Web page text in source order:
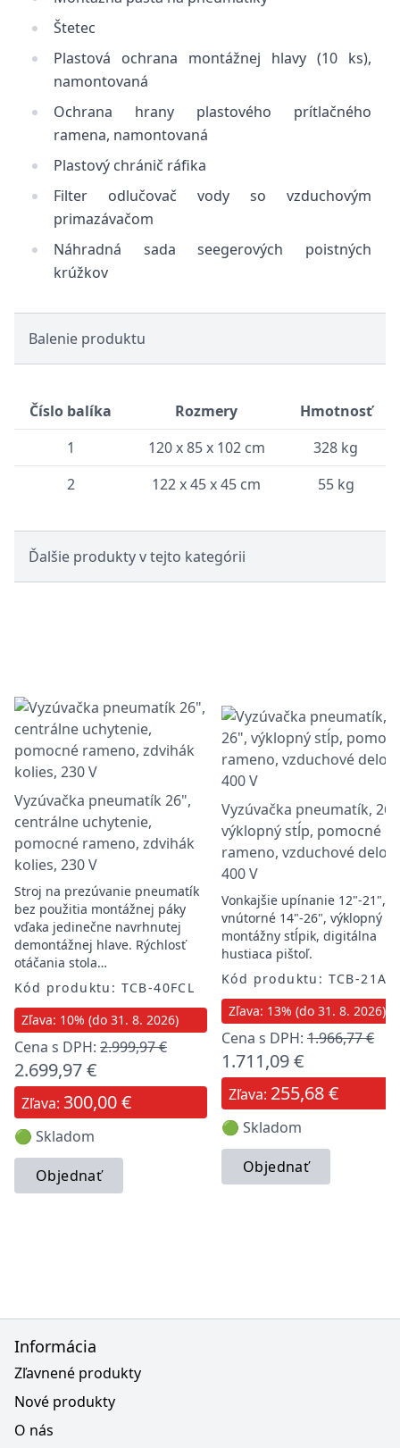
Štetec
Plastová ochrana montážnej hlavy (10 ks),
namontovaná
Ochrana hrany plastového prítlačného
ramena, namontovaná
Plastový chránič ráfika
Filter odlučovač vody so vzduchovým
primazávačom
Náhradná sada seegerových poistných
krúžkov
Balenie produktu
Číslo balíka Rozmery
Hmotnosť
1
120 x 85 x 102 cm
328 kg
2
122 x 45 x 45 cm 55 kg
Ďalšie produkty v tejto kategórii
Vyzúvačka pneumatík 26",
centrálne uchytenie,
pomocné rameno, zdvihák
kolies, 230 V
Stroj na prezúvanie pneumatík
bez použitia montážnej páky
vďaka jedinečne navrhnutej
demontážnej hlave. Rýchlosť
otáčania stola…
Kód produktu: TCB-40FCL
Zľava: 10% (do 31. 8. 2026)
Cena s DPH: 2.999,97 €
2.699,97 €
Zľava: 300,00 €
🟢 Skladom
Objednať
Vyzúvačka pneumatík,
výklopný stĺp, pomocné
rameno, vzduchové delo,
400 V
Vonkajšie upínanie 12"-21",
vnútorné 14"-26", výklopný
montážny stĺpik, digitálna
hustiaca pištoľ.
Kód produktu: TCB-21A
Zľava: 13% (do 31. 8. 2026)
Cena s DPH: 1.966,77 €
1.711,09 €
Zľava: 255,68 €
🟢 Skladom
Objednať
Informácia
Zľavnené produkty
Nové produkty
O nás